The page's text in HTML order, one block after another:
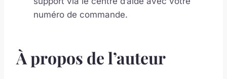
numéro de commande.
À propos de l’auteur